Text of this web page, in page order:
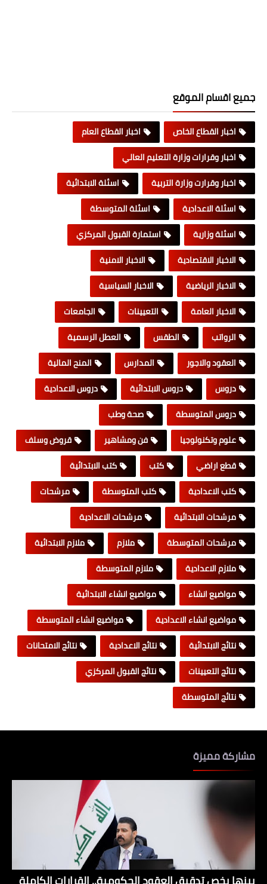
جميع اقسام الموقع
اخبار القطاع الخاص
اخبار القطاع العام
اخبار وقرارات وزارة التعليم العالي
اخبار وقرارت وزارة التربية
اسئلة الابتدائية
اسئلة الاعدادية
اسئلة المتوسطة
اسئلة وزارية
استمارة القبول المركزي
الاخبار الاقتصادية
الاخبار الامنية
الاخبار الرياضية
الاخبار السياسية
الاخبار العامة
التعيينات
الجامعات
الرواتب
الطقس
العطل الرسمية
العقود والاجور
المدارس
المنح المالية
دروس
دروس الابتدائية
دروس الاعدادية
دروس المتوسطة
صحة وطب
علوم وتكنولوجيا
فن ومشاهير
قروض وسلف
قطع اراضي
كتب
كتب الابتدائية
كتب الاعدادية
كتب المتوسطة
مرشحات
مرشحات الابتدائية
مرشحات الاعدادية
مرشحات المتوسطة
ملازم
ملازم الابتدائية
ملازم الاعدادية
ملازم المتوسطة
مواضيع انشاء
مواضيع انشاء الابتدائية
مواضيع انشاء الاعدادية
مواضيع انشاء المتوسطة
نتائج الابتدائية
نتائج الاعدادية
نتائج الامتحانات
نتائج التعيينات
نتائج القبول المركزي
نتائج المتوسطة
مشاركة مميزة